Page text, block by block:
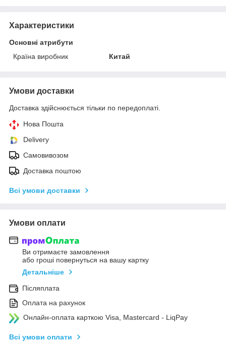
Характеристики
Основні атрибути
Країна виробник
Китай
Умови доставки
Доставка здійснюється тільки по передоплаті.
Нова Пошта
Delivery
Самовивозом
Доставка поштою
Всі умови доставки
Умови оплати
Ви отримаєте замовлення
або гроші повернуться на вашу картку
Детальніше
Післяплата
Оплата на рахунок
Онлайн-оплата карткою Visa, Mastercard - LiqPay
Всі умови оплати